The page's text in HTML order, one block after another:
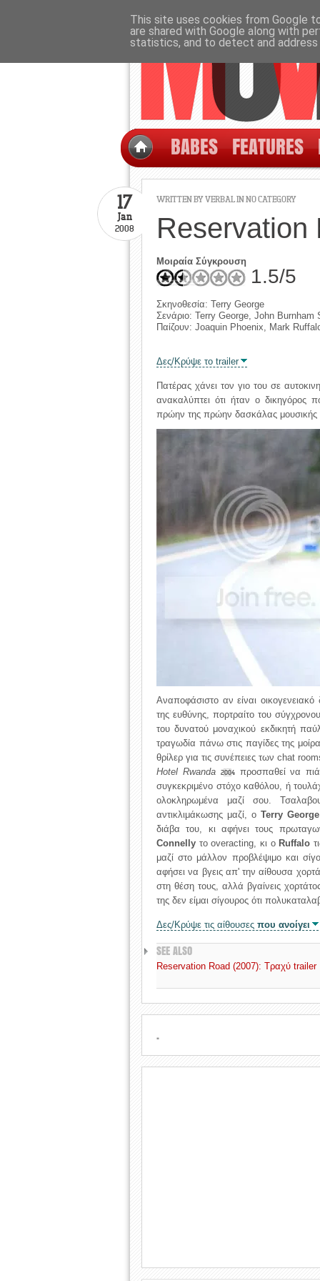
BABES FEATURES
WRITTEN BYVERBALIN NO CATEGORY
17
Jan
2008 Reservation
Μοιραία Σύγκρουση
1.5/5
Σκηνοθεσία: Terry George
Σενάριο: Terry George, John Burnham
Παίζουν: Joaquin Phoenix, Mark
Δες/Κρύψε το trailer
Πατέρας χάνει τον γιο του σε
ανακαλύπτει ότι ήταν ο δικηγόρος
πρώην της πρώην δασκάλας μουσικής
Αναποφάσιστο αν είναι
της ευθύνης, πορτραίτο του
του δυνατού μοναχικού εκδικητή
τραγωδία πάνω στις παγίδες της
θρίλερ για τις συνέπειες των chat
Hotel Rwanda
2004
προσπαθεί να
συγκεκριμένο στόχο καθόλου, ή
ολοκληρωμένα μαζί σου.
αντικλιμάκωσης μαζί, οTerry George
διάβα του, κι αφήνει τους
Connelly το overacting, κι ο Ruffalo
μαζί στο μάλλον προβλέψιμο και
αφήσει να βγεις απ' την αίθουσα
στη θέση τους, αλλά βγαίνεις
της δεν είμαι σίγουρος ότι
Δες/Κρύψε τις αίθουσες που ανοίγει
SEE ALSO
Reservation Road (2007): Τραχύ trailer
.
This site uses cookies from Google
are shared with Google along with
statistics, and to detect and address